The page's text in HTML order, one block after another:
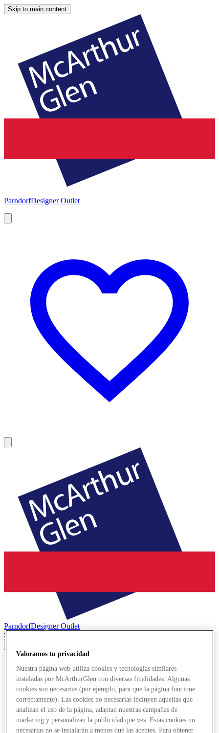
Skip to main content
ParndorfDesigner Outlet
ParndorfDesigner Outlet
Search input
Valoramos tu privacidad
Nuestra página web utiliza cookies y tecnologías similares
instaladas por McArthurGlen con diversas finalidades. Algunas
cookies son necesarias (por ejemplo, para que la página funcione
correctamente). Las cookies no necesarias incluyen aquellas que
analizan el uso de la página, adaptan nuestras campañas de
marketing y personalizan la publicidad que ves. Estas cookies no
necesarias no se instalarán a menos que las aceptes. Para obtener